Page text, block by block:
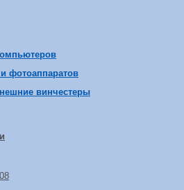
фотоаппаратов
винчестеры